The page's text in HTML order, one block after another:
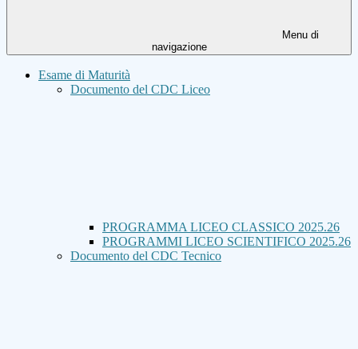
Menu di
navigazione
Esame di Maturità
Documento del CDC Liceo
PROGRAMMA LICEO CLASSICO 2025.26
PROGRAMMI LICEO SCIENTIFICO 2025.26
Documento del CDC Tecnico